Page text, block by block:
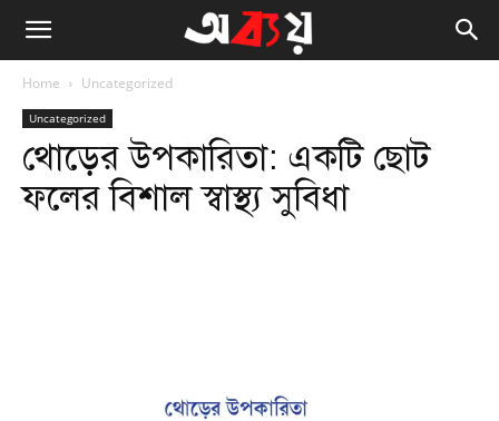
Home Uncategorized
Uncategorized
থোড়ের উপকারিতা: একটি ছোট
ফলের বিশাল স্বাস্থ্য সুবিধা